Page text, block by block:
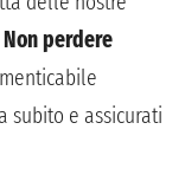
Non perdere
subito e assicurati